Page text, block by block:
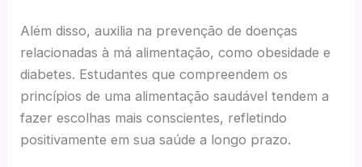
Além disso, auxilia na prevenção de doenças
relacionadas à má alimentação, como obesidade e
diabetes. Estudantes que compreendem os
princípios de uma alimentação saudável tendem a
fazer escolhas mais conscientes, refletindo
positivamente em sua saúde a longo prazo.